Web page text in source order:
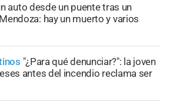
auto desde un puente tras un
hay un muerto y varios
"¿Para qué denunciar?": la joven
antes del incendio reclama ser